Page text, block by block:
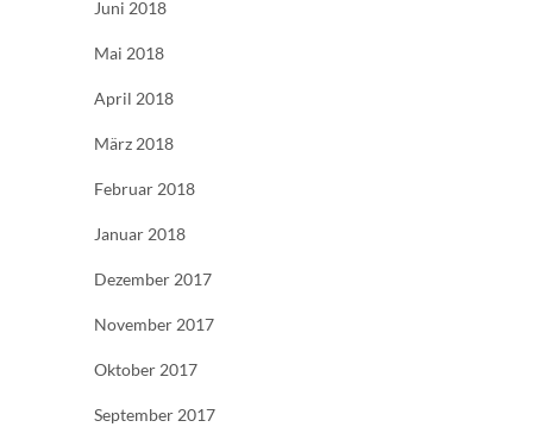
Juni 2018
Mai 2018
April 2018
März 2018
Februar 2018
Januar 2018
Dezember 2017
November 2017
Oktober 2017
September 2017